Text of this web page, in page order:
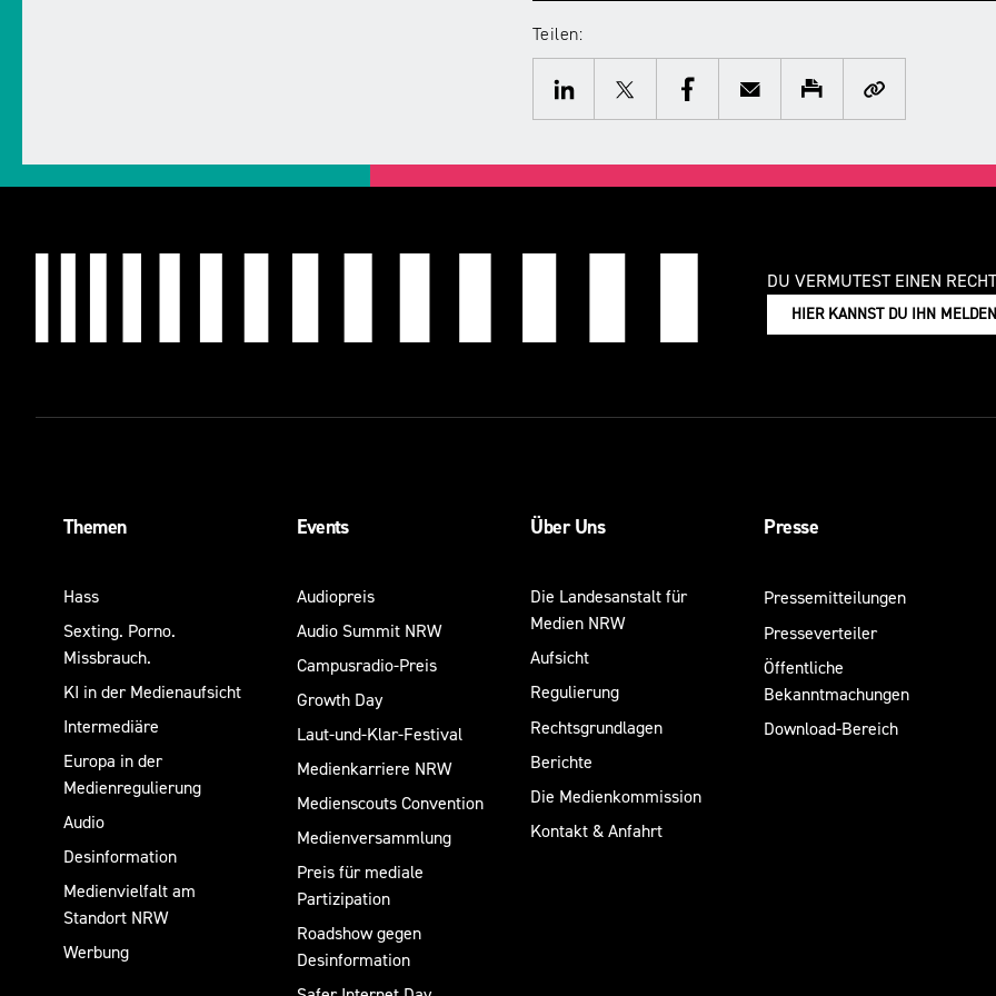
Teilen:
Twitter Facebook Drucken
DU VERMUTEST EINEN
HIER KANNST DU IHN MELDEN
Themen
Hass
Sexting. Porno.
Missbrauch.
KI in der Medienaufsicht
Intermediäre
Europa in der
Medienregulierung
Audio
Desinformation
Medienvielfalt am
Standort NRW
Werbung
Events
Audiopreis
Audio Summit NRW
Campusradio-Preis
Growth Day
Laut-und-Klar-Festival
Medienkarriere NRW
Medienscouts Convention
Medienversammlung
Preis für mediale
Partizipation
Roadshow gegen
Desinformation
Über Uns
Die Landesanstalt für
Medien NRW
Aufsicht
Regulierung
Rechtsgrundlagen
Berichte
Die Medienkommission
Kontakt & Anfahrt
Presse
Pressemitteilungen
Presseverteiler
Öffentliche
Bekanntmachungen
Download-Bereich